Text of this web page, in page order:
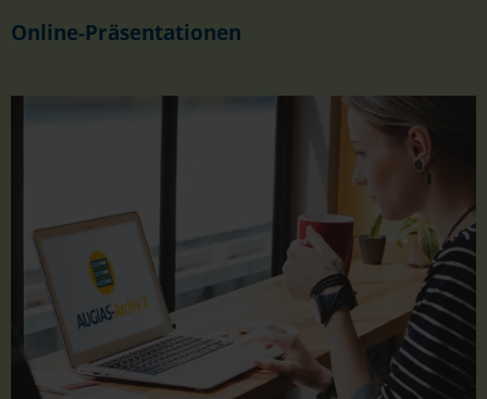
Online-Präsentationen